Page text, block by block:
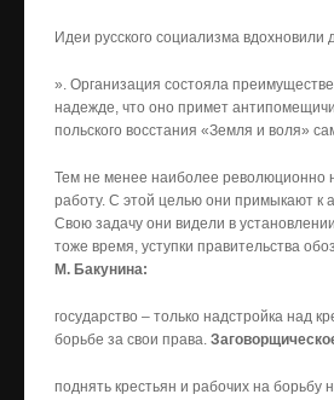
Идеи русского социализма
». Организация состояла
надежде, что оно примет
польского восстания «Земля и воля»
Тем не менее наиболее революционно
работу. С этой целью они примыкают к
Свою задачу они видели в
тоже время, уступки правительства
М. Бакунина:
государство – только надстройка над
борьбе за свои права.
поднять крестьян и рабочих на борьбу